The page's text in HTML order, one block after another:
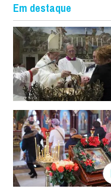
Em destaque